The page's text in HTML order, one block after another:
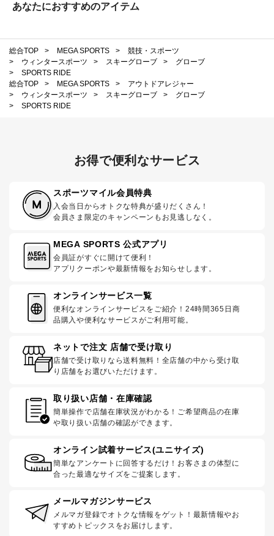
あなたにおすすめのアイテム
総合TOP > MEGA SPORTS >
競技・スポーツ
>
ウィンタースポーツ > スキーグローブ >
グローブ
>
SPORTS RIDE
総合TOP
> MEGA SPORTS >
アウトドアレジャー
>
ウィンタースポーツ > スキーグローブ >
グローブ
>
SPORTS RIDE
お得で便利なサービス
スポーツマイル会員特典
入会当日からオトクな特典が盛りだくさん！
会員さま限定のキャンペーンもお見逃しなく。
MEGA SPORTS 公式アプリ
会員証がすぐに開けて便利！
アプリクーポンや最新情報をお知らせします。
オンラインサービス一覧
便利なオンラインサービスをご紹介！24時間365日商
品購入や便利なサービスがご利用可能。
ネットで注文 店舗で受け取り
店舗で受け取りなら送料無料！全店舗の中から受け取
り店舗をお選びいただけます。
取り扱い店舗・在庫確認
簡単操作で店舗在庫状況がわかる！ご希望商品の在庫
や取り扱い店舗の確認ができます。
オンライン試着サービス(ユニサイズ)
簡単なアンケートに回答するだけ！お客さまの体型に
合った最適なサイズをご提案します。
メールマガジンサービス
メルマガ登録でオトクな情報をゲット！最新情報やお
すすめトピックスをお届けします。